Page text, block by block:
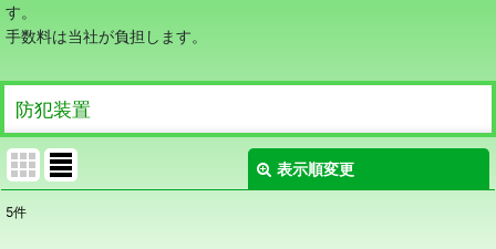
す。
手数料は当社が負担します。
防犯装置
表示順変更
5件